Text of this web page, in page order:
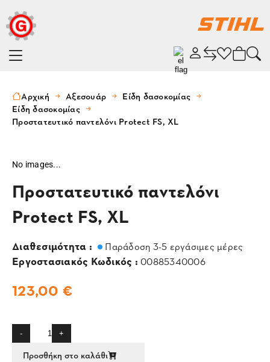
Αρχική Αξεσουάρ
Είδη δασοκομίας
Είδη δασοκομίας
Προστατευτικό παντελόνι Protect FS, XL
No images...
Προστατευτικό παντελόνι
Protect FS, XL
Διαθεσιμότητα : Παράδοση 3-5 εργάσιμες μέρες
Εργοστασιακός Κωδικός : 00885340006
123,00 €
- +
Προσθήκη στο καλάθι